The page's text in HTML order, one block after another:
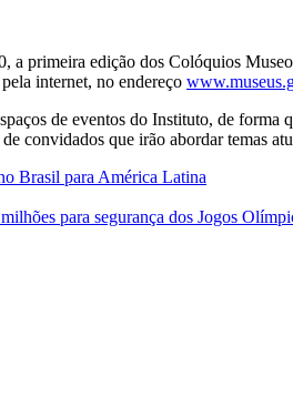
a primeira edição dos Colóquios
internet, no endereço
de eventos do Instituto, de
convidados que irão abordar temas
Brasil para América Latina
para segurança dos Jogos